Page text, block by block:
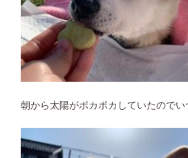
朝から太陽がポカポカしていたので